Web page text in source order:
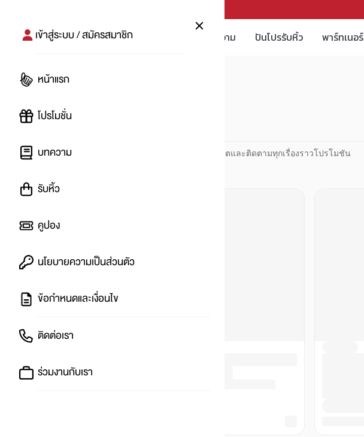
บทความ ปันโปรรับหิ้ว พาร์ทเนอร์
เข้าสู่ระบบ / สมัครสมาชิก
หน้าแรก
โปรโมชั่น
บทความ
รับหิ้ว
คูปอง
นโยบายความเป็นส่วนตัว
ข้อกำหนดและเงื่อนไข
ติดต่อเรา
ร่วมงานกับเรา
#
ปันโปร PUNPRO ที่ 1 ด้านโปรโมชัน อัปเดตและติดตามทุกเรื่องราวโปรโมชัน